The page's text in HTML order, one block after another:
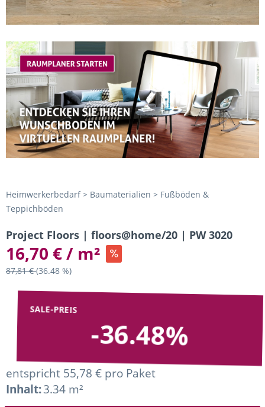
Heimwerkerbedarf > Baumaterialien > Fußböden &
Teppichböden
Project Floors | floors@home/20 | PW 3020
16,70 € / m²
87,81 €(36.48 %)
SALE-PREIS
-36.48%
entspricht 55,78 € pro Paket
Inhalt:3.34 m²